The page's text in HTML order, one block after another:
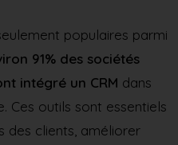
populaires parmi
91% des sociétés
intégré un CRM dans
Ces outils sont essentiels
des clients, améliorer